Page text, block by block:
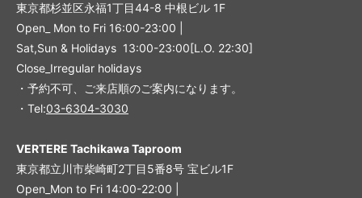
東京都杉並区永福1丁目44-8 中根ビル 1F
Open_ Mon to Fri 16:00-23:00 |
Sat,Sun & Holidays 13:00-23:00[L .O. 22:30]
Close_Irregular holidays
・予約不可、ご来店順のご案内になります。
・Tel:03-6304-3030
VERTERE Tachikawa Taproom
東京都立川市柴崎町2丁目5番8号 宝ビル1F
Open_Mon to Fri 14:00-22:00 |